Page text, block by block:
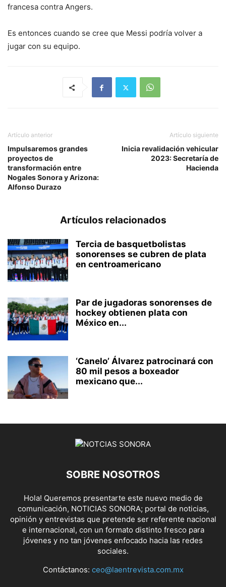
francesa contra Angers.
Es entonces cuando se cree que Messi podría volver a
jugar con su equipo.
Artículo anterior
Impulsaremos grandes
proyectos de
transformación entre
Nogales Sonora y Arizona:
Alfonso Durazo
Artículo siguiente
Inicia revalidación vehicular
2023: Secretaría de
Hacienda
Artículos relacionados
Tercia de basquetbolistas
sonorenses se cubren de plata
en centroamericano
Par de jugadoras sonorenses de
hockey obtienen plata con
México en...
‘Canelo’ Álvarez patrocinará con
80 mil pesos a boxeador
mexicano que...
SOBRE NOSOTROS
Hola! Queremos presentarte este nuevo medio de
comunicación, NOTICIAS SONORA; portal de noticias,
opinión y entrevistas que pretende ser referente nacional
e internacional, con un formato distinto fresco para
jóvenes y no tan jóvenes enfocado hacia las redes
sociales.
Contáctanos: ceo@laentrevista.com.mx